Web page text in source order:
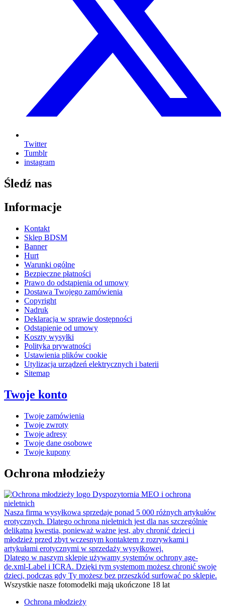
Twitter
Tumblr
instagram
Śledź nas
Informacje
Kontakt
Sklep BDSM
Banner
Hurt
Warunki ogólne
Bezpieczne płatności
Prawo do odstąpienia od umowy
Dostawa Twojego zamówienia
Copyright
Nadruk
Deklaracja w sprawie dostępności
Odstąpienie od umowy
Koszty wysyłki
Polityka prywatności
Ustawienia plików cookie
Utylizacja urządzeń elektrycznych i baterii
Sitemap
Twoje konto
Twoje zamówienia
Twoje zwroty
Twoje adresy
Twoje dane osobowe
Twoje kupony
Ochrona młodzieży
Dyspozytornia MEO i ochrona
nieletnich
Nasza firma wysyłkowa sprzedaje ponad 5 000 różnych artykułów
erotycznych. Dlatego ochrona nieletnich jest dla nas szczególnie
delikatną kwestią, ponieważ ważne jest, aby chronić dzieci i
młodzież przed zbyt wczesnym kontaktem z rozrywkami i
artykułami erotycznymi w sprzedaży wysyłkowej.
Dlatego w naszym sklepie używamy systemów ochrony age-
de.xml-Label i ICRA. Dzięki tym systemom możesz chronić swoje
dzieci, podczas gdy Ty możesz bez przeszkód surfować po sklepie.
Wszystkie nasze fotomodelki mają ukończone 18 lat
Ochrona młodzieży